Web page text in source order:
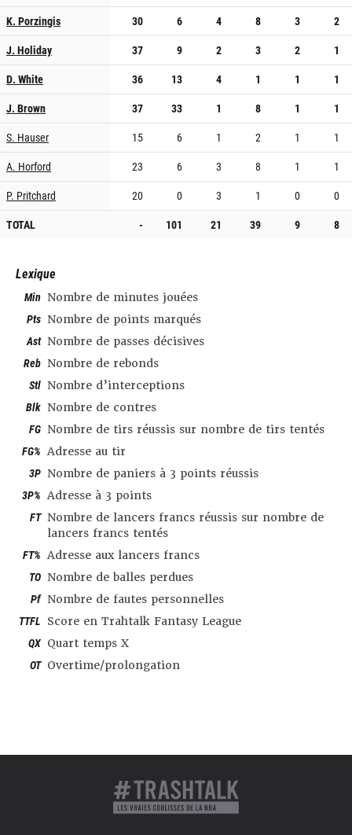
K. Porzingis
30 6 4 8 3
2
J. Holiday
37 9 2 3 2
1
D. White
36 13 4 1 1
1
J. Brown
37 33 1 8 1
1
S. Hauser
15 6 1 2 1
1
A. Horford
23 6 3 8 1
1
P. Pritchard
20 0 3 1 0
0
TOTAL
- 101 21 39 9 8
Lexique
Min Nombre de minutes jouées
Pts Nombre de points marqués
Ast Nombre de passes décisives
Reb Nombre de rebonds
Stl Nombre d’interceptions
Blk Nombre de contres
FG Nombre de tirs réussis sur nombre de tirs tentés
FG% Adresse au tir
3P Nombre de paniers à 3 points réussis
3P% Adresse à 3 points
FT Nombre de lancers francs réussis sur nombre de
lancers francs tentés
FT% Adresse aux lancers francs
TO Nombre de balles perdues
Pf Nombre de fautes personnelles
TTFL Score en Trahtalk Fantasy League
QX Quart temps X
OT Overtime/prolongation